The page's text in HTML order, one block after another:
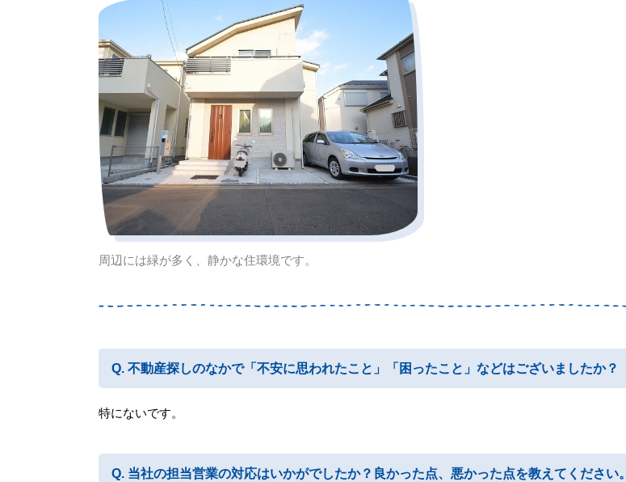
周辺には緑が多く、静かな住環境です。
不動産探しのなかで「不安に思われたこと」「困ったこと」などはございましたか？
特にないです。
当社の担当営業の対応はいかがでしたか？良かった点、悪かった点を教えてください。